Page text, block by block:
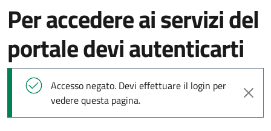
Per accedere ai servizi del
portale devi autenticarti
Messaggio di stato
Accesso negato. Devi effettuare il login per
vedere questa pagina.